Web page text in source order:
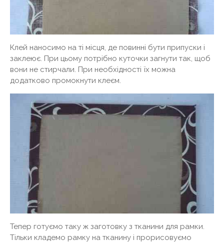
Клей наносимо на ті місця, де повинні бути припуски і
заклеює. При цьому потрібно куточки загнути так, щоб
вони не стирчали. При необхідності їх можна
додатково промокнути клеєм.
Тепер готуємо таку ж заготовку з тканини для рамки.
Тільки кладемо рамку на тканину і прорисовуємо